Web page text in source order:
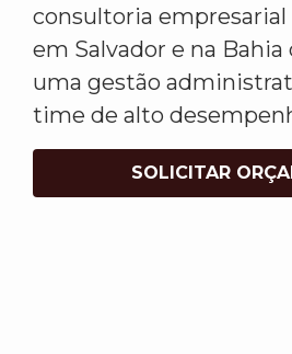
consultoria empresarial
em Salvador e na
uma gestão
time de alto
SOLICITAR